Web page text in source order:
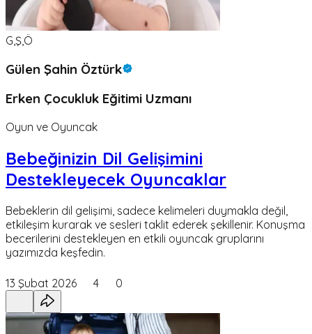
G,Ş,Ö
Gülen Şahin Öztürk
Erken Çocukluk Eğitimi Uzmanı
Oyun ve Oyuncak
Bebeğinizin Dil Gelişimini
Destekleyecek Oyuncaklar
Bebeklerin dil gelişimi, sadece kelimeleri duymakla değil,
etkileşim kurarak ve sesleri taklit ederek şekillenir. Konuşma
becerilerini destekleyen en etkili oyuncak gruplarını
yazımızda keşfedin.
13 Şubat 2026 4 0